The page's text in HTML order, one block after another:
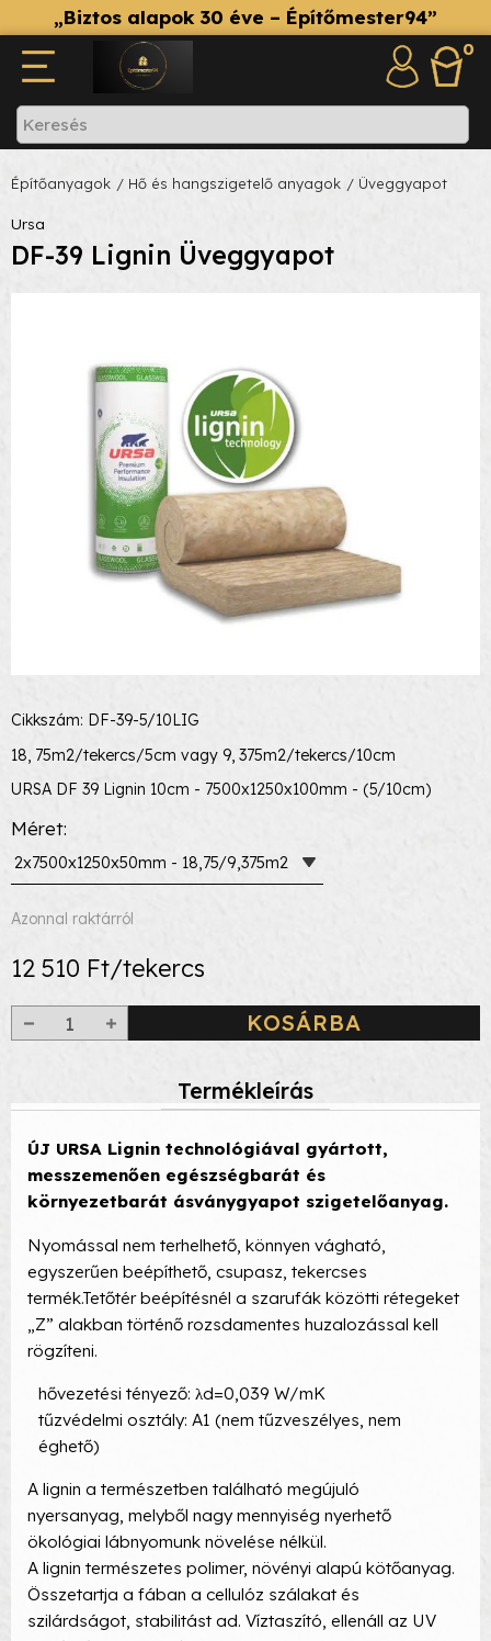
„Biztos alapok 30 éve – Építőmester94”
0
Építőanyagok / Hő és hangszigetelő anyagok / Üveggyapot
Ursa
DF-39 Lignin Üveggyapot
Cikkszám: DF-39-5/10LIG
18, 75m2/tekercs/5cm vagy 9, 375m2/tekercs/10cm
URSA DF 39 Lignin 10cm - 7500x1250x100mm - (5/10cm)
Méret
2x7500x1250x50mm - 18,75/9,375m2
Azonnal raktárról
12 510 Ft/tekercs
KOSÁRBA
Termékleírás
ÚJ URSA Lignin technológiával gyártott,
messzemenően egészségbarát és
környezetbarát ásványgyapot szigetelőanyag.
Nyomással nem terhelhető, könnyen vágható,
egyszerűen beépíthető, csupasz, tekercses
termék.Tetőtér beépítésnél a szarufák közötti rétegeket
„Z” alakban történő rozsdamentes huzalozással kell
rögzíteni.
hővezetési tényező: λd=0,039 W/mK
tűzvédelmi osztály: A1 (nem tűzveszélyes, nem
éghető)
A lignin a természetben található megújuló
nyersanyag, melyből nagy mennyiség nyerhető
ökológiai lábnyomunk növelése nélkül.
A lignin természetes polimer, növényi alapú kötőanyag.
Összetartja a fában a cellulóz szálakat és
szilárdságot, stabilitást ad. Víztaszító, ellenáll az UV